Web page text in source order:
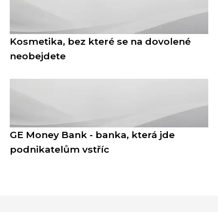
Kosmetika, bez které se na dovolené
neobejdete
GE Money Bank - banka, která jde
podnikatelům vstříc